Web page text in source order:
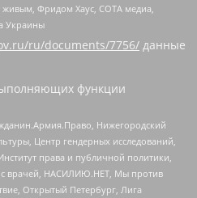
живым, Фридом Хаус, СОТА медиа,
Украины
ru/documents/7756/ данные
функции
Нижегородский
Центр гендерных исследований,
права и публичной политики,
врачей, НАСИЛИЮ.НЕТ, Мы против
Открытый Петербург, Лига